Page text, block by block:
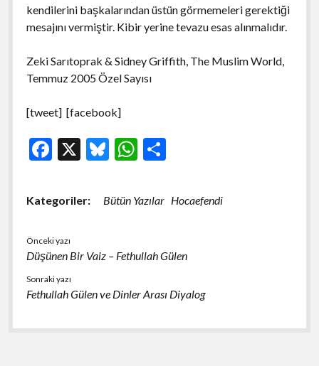
kendilerini başkalarından üstün görmemeleri gerektiği
mesajını vermiştir. Kibir yerine tevazu esas alınmalıdır.
Zeki Sarıtoprak & Sidney Griffith, The Muslim World,
Temmuz 2005 Özel Sayısı
[tweet] [facebook]
F
e
o
o
k
X Bl
es
W
at
p
p
S
ar
Kategoriler: Bütün Yazılar Hocaefendi
Önceki yazı
Düşünen Bir Vaiz – Fethullah Gülen
Sonraki yazı
Fethullah Gülen ve Dinler Arası Diyalog